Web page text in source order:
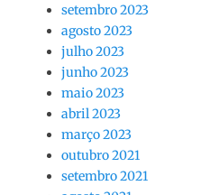
setembro 2023
agosto 2023
julho 2023
junho 2023
maio 2023
abril 2023
março 2023
outubro 2021
setembro 2021